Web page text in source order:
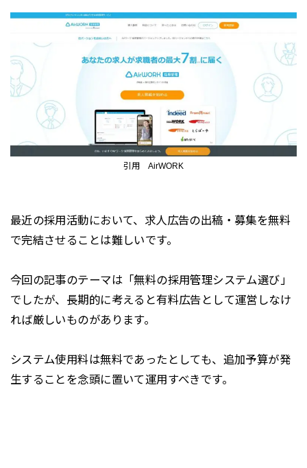
引用 AirWORK
最近の採用活動において、求人広告の出稿・募集を無料
で完結させることは難しいです。
今回の記事のテーマは「無料の採用管理システム選び」
でしたが、長期的に考えると有料広告として運営しなけ
れば厳しいものがあります。
システム使用料は無料であったとしても、追加予算が発
生することを念頭に置いて運用すべきです。